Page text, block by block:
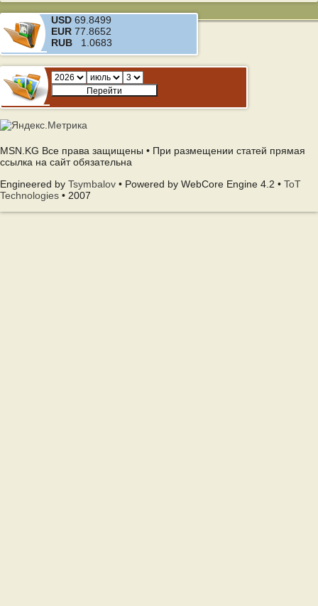
USD 69.8499
EUR 77.8652
RUB 1.0683
MSN.KG Все права защищены • При размещении статей прямая
ссылка на сайт обязательна
Engineered by Tsymbalov • Powered by WebCore Engine 4.2 • ToT
Technologies • 2007